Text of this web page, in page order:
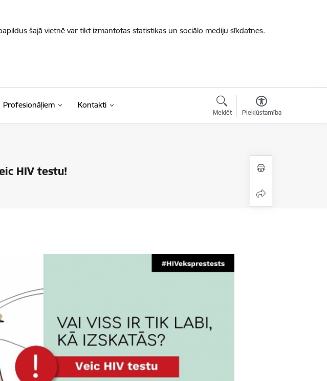
šajā vietnē var tikt izmantotas statistikas un sociālo mediju sīkdatnes.
Profesionāļiem Kontakti
Meklēt Piekļūstamība
HIV testu!